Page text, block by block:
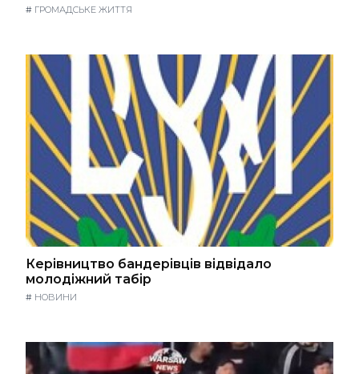
# ГРОМАДСЬКЕ ЖИТТЯ
Керівництво бандерівців відвідало
молодіжний табір
# НОВИНИ